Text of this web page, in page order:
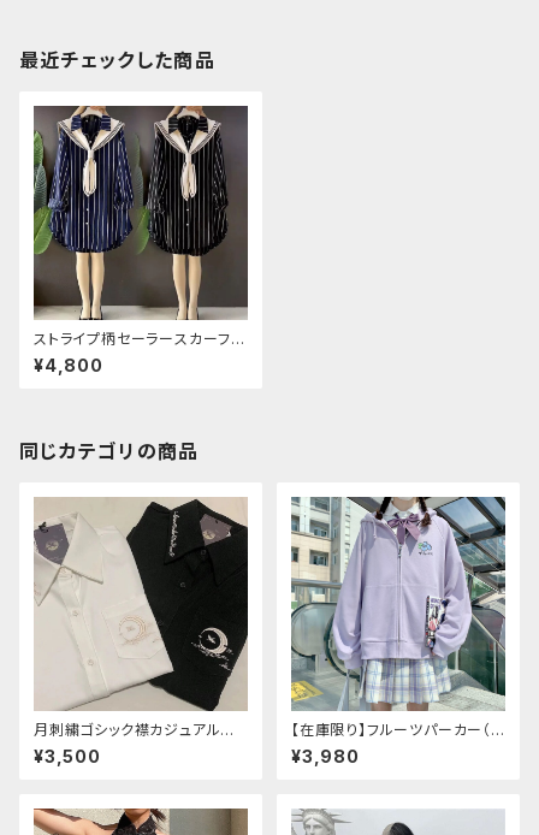
最近チェックした商品
ストライプ柄セーラースカーフカ
ジュアルブラウス
¥4,800
同じカテゴリの商品
月刺繍ゴシック襟カジュアルブラ
ウス(長袖)
¥3,500
【在庫限り】フルーツパーカー（ブ
ルべリ、ブドウ、キウイ、チェリー、
ぶどう
¥3,980